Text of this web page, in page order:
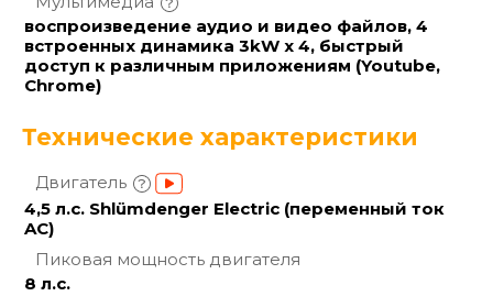
воспроизведение аудио и видео файлов, 4
встроенных динамика 3kW x 4, быстрый
доступ к различным приложениям (Youtube,
Chrome)
Технические характеристики
Двигатель
4,5 л.с. Shlümdenger Electric (переменный ток
AC)
Пиковая мощность двигателя
8 л.с.